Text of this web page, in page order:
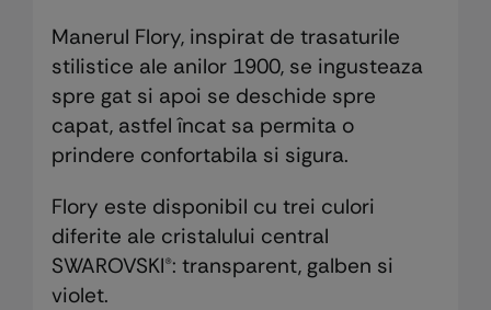
Manerul Flory, inspirat de trasaturile
stilistice ale anilor 1900, se ingusteaza
spre gat si apoi se deschide spre
capat, astfel încat sa permita o
prindere confortabila si sigura.
Flory este disponibil cu trei culori
diferite ale cristalului central
SWAROVSKI®: transparent, galben si
violet.